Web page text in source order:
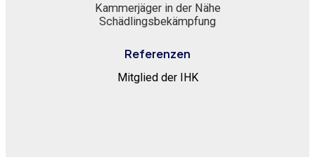
Kammerjäger in der Nähe
Schädlingsbekämpfung
Referenzen
Mitglied der IHK